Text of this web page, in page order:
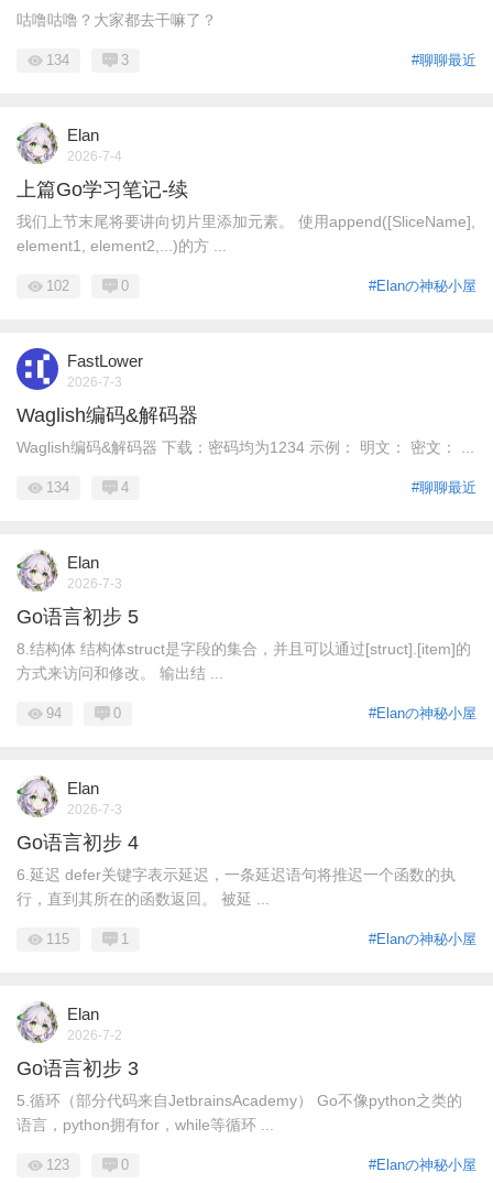
咕噜咕噜？大家都去干嘛了？
#聊聊最近
134 3
Elan
2026-7-4
上篇Go学习笔记-续
我们上节末尾将要讲向切片里添加元素。 使用append([SliceName],
element1, element2,...)的方 ...
#Elanの神秘小屋
102 0
FastLower
2026-7-3
Waglish编码&解码器
Waglish编码&解码器 下载：密码均为1234 示例： 明文： 密文： ...
#聊聊最近
134 4
Elan
2026-7-3
Go语言初步 5
8.结构体 结构体struct是字段的集合，并且可以通过[struct].[item]的
方式来访问和修改。 输出结 ...
#Elanの神秘小屋
94 0
Elan
2026-7-3
Go语言初步 4
6.延迟 defer关键字表示延迟，一条延迟语句将推迟一个函数的执
行，直到其所在的函数返回。 被延 ...
#Elanの神秘小屋
115 1
Elan
2026-7-2
Go语言初步 3
5.循环（部分代码来自JetbrainsAcademy） Go不像python之类的
语言，python拥有for，while等循环 ...
#Elanの神秘小屋
123 0